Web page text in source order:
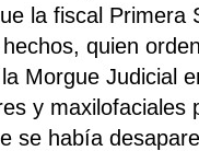
la fiscal Primera
quien
Morgue Judicial
y maxilofaciales
se había